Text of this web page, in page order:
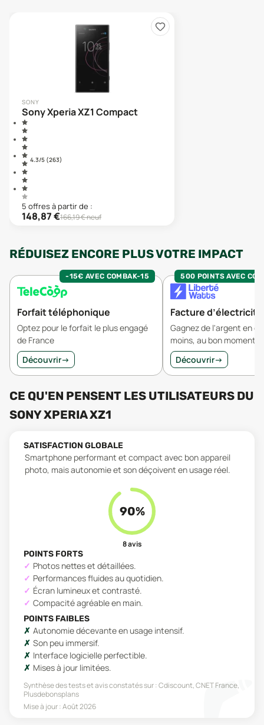
SONY
Sony Xperia XZ1 Compact
4.3/5 (263)
5 offresà partir de :
148,87€166,19€ neuf
RÉDUISEZ ENCORE PLUS VOTRE IMPACT
-15€ AVEC COMBAK-15
Forfait téléphonique
Optez pour le forfait le plus engagé
de France
Découvrir→
500 POINTS AVEC
Facture d’électricité
Gagnez de l'argent en
moins, au bon moment.
Découvrir→
CE QU'EN PENSENT LES UTILISATEURS DU
SONY XPERIA XZ1
SATISFACTION GLOBALE
Smartphone performant et compact avec bon appareil
photo, mais autonomie et son déçoivent en usage réel.
90%
8avis
POINTS FORTS
Photos nettes et détaillées.
Performances fluides au quotidien.
Écran lumineux et contrasté.
Compacité agréable en main.
POINTS FAIBLES
Autonomie décevante en usage intensif.
Son peu immersif.
Interface logicielle perfectible.
Mises à jour limitées.
Synthèse des tests et avis constatés sur :Cdiscount, CNET France,
Plusdebonsplans
Mise à jour :Août 2026